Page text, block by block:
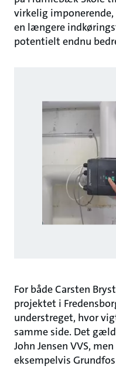
virkelig
en længere
potentielt endnu
For både Carsten
projektet i
understreget, hvor
samme side. Det
John Jensen VVS,
eksempelvis